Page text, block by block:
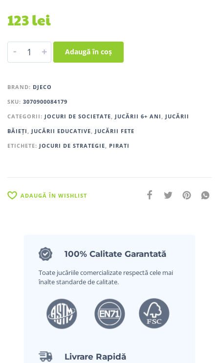
123lei
- + Adaugă în coș
BRAND: DJECO
SKU: 3070900084179
CATEGORII: JOCURI DE SOCIETATE JUCĂRII 6+ ANI
JUCĂRII
BĂIEȚI
JUCĂRII EDUCATIVE
JUCĂRII FETE
ETICHETE: JOCURI DE STRATEGIE PIRATI
ADAUGĂ ÎN WISHLIST
100% Calitate Garantată
Toate jucăriile comercializate respectă cele mai
înalte standarde de calitate.
Livrare Rapidă